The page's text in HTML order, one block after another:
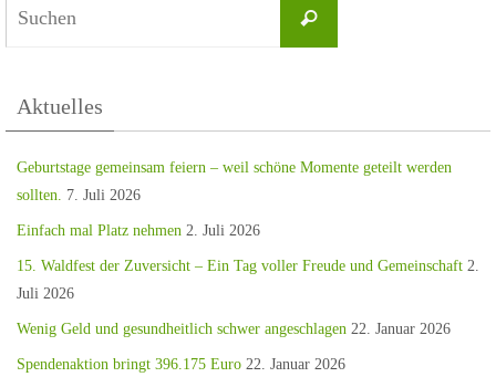
Aktuelles
Geburtstage gemeinsam feiern – weil schöne Momente geteilt werden
sollten.
7. Juli 2026
Einfach mal Platz nehmen 2. Juli 2026
15. Waldfest der Zuversicht – Ein Tag voller Freude und Gemeinschaft 2.
Juli 2026
Wenig Geld und gesundheitlich schwer angeschlagen 22. Januar 2026
Spendenaktion bringt 396.175 Euro 22. Januar 2026